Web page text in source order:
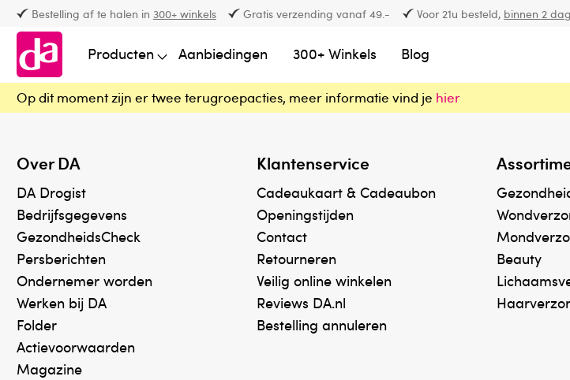
Bestelling af te halen in 300+ winkels Gratis verzending vanaf 49.- Voor 21u besteld, binnen 2
Producten Aanbiedingen 300+ Winkels Blog
Op dit moment zijn er twee terugroepacties, meer informatie vind je hier
Over DA
DA Drogist
Bedrijfsgegevens
GezondheidsCheck
Persberichten
Ondernemer worden
Werken bij DA
Folder
Actievoorwaarden
Magazine
Klantenservice
Cadeaukaart & Cadeaubon
Openingstijden
Contact
Retourneren
Veilig online winkelen
Reviews DA.nl
Bestelling annuleren
Beauty